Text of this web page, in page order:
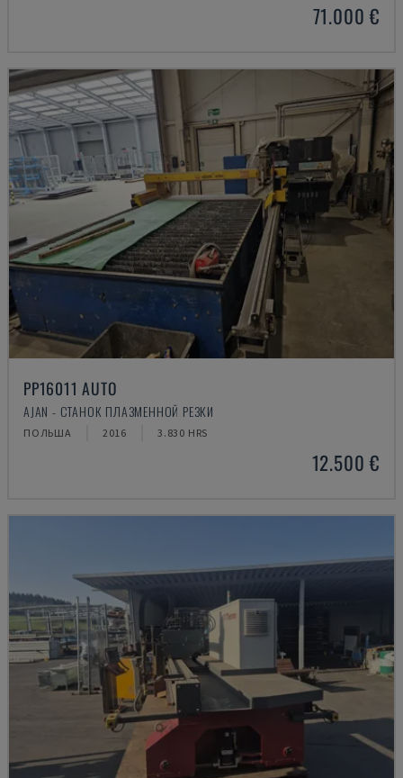
71.000 €
PP16011 AUTO
AJAN - СТАНОК ПЛАЗМЕННОЙ РЕЗКИ
ПОЛЬША 2016 3.830 HRS
12.500 €